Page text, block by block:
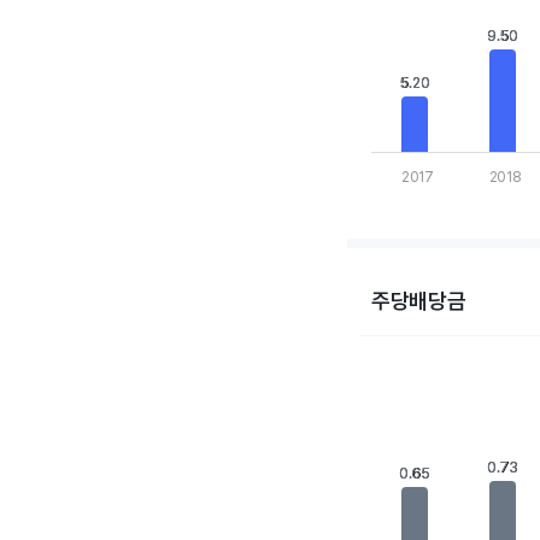
The chart has 1 X
The chart has 1 Y
5.20
5.20
9.50
9.50
2017 2018
주당배당금
0.65
0.65 0.73
0.73